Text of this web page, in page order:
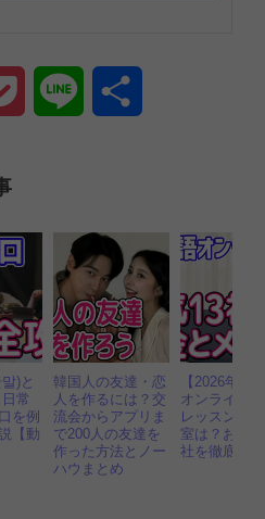
Pocket Line
)と
常
を例
【動
韓国人の友達・恋
人を作るには？交
流会からアプリま
で200人の友達を
作った方法とノー
ハウまとめ
【2026年】
オンライン
レッスン 安
室は？おす
社を徹底比較